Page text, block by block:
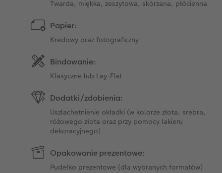
Twarda, miękka, zeszytowa, skórzana, płócienna
Papier:
Kredowy oraz fotograficzny
Bindowanie:
Klasyczne lub Lay-Flat
Dodatki/zdobienia:
Uszlachetnienie okładki (w kolorze złota, srebra,
różowego złota oraz przy pomocy lakieru
dekoracyjnego)
Opakowanie prezentowe:
Pudełko prezentowe (dla wybranych formatów)